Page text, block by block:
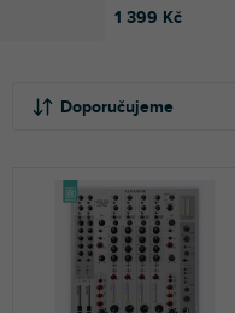
1 399 Kč
Doporučujeme
NEJDRAŽŠÍ
NEJPRODÁVANĚJŠÍ
ABECEDNĚ